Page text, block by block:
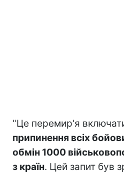
"Це перемир'я
припинення всіх
обмін 1000
з країн. Цей запит був